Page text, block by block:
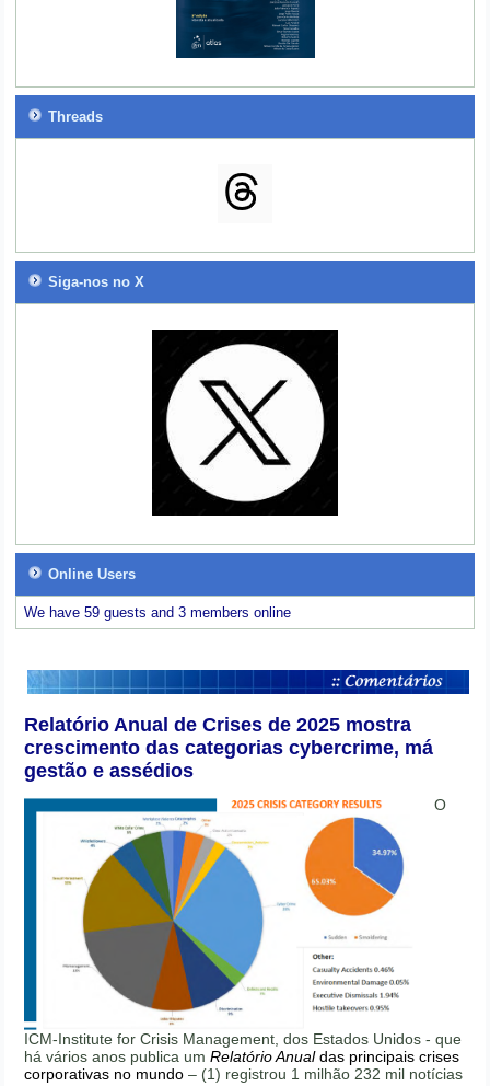
Threads
Siga-nos no X
Online Users
We have 59 guests and 3 members online
Relatório Anual de Crises de 2025 mostra
crescimento das categorias cybercrime, má
gestão e assédios
O
ICM-Institute for Crisis Management, dos Estados Unidos - que
há vários anos publica umRelatório Anualdas principais crises
corporativas no mundo – (1) registrou 1 milhão 232 mil notícias